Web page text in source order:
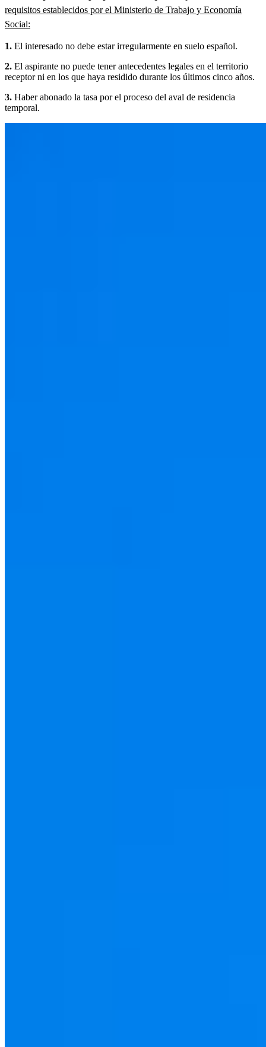
requisitos establecidos por el Ministerio de Trabajo y Economía
Social:
1. El interesado no debe estar irregularmente en suelo español.
2. El aspirante no puede tener antecedentes legales en el territorio
receptor ni en los que haya residido durante los últimos cinco años.
3. Haber abonado la tasa por el proceso del aval de residencia
temporal.